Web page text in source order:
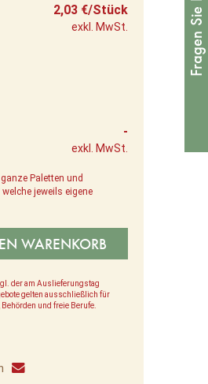
2,03 €/Stück
exkl. MwSt.
-
exkl. MwSt.
Paletten und
jeweils eigene
der am Auslieferungstag
gelten ausschließlich für
und freie Berufe.
WARENKORB